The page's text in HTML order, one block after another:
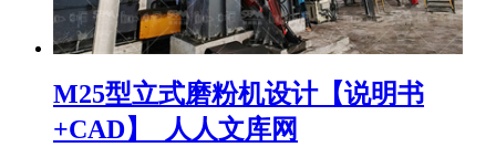
M25型立式磨粉机设计【说明书
+CAD】_人人文库网